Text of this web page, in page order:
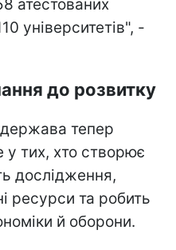
атестованих
університетів", -
до розвитку
тепер
у тих, хто створює
дослідження,
ресурси та робить
й оборони.